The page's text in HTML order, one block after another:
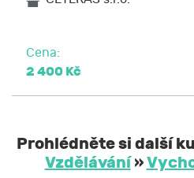
Cena:
2 400 Kč
Prohlédněte si další
Vzdělávání»